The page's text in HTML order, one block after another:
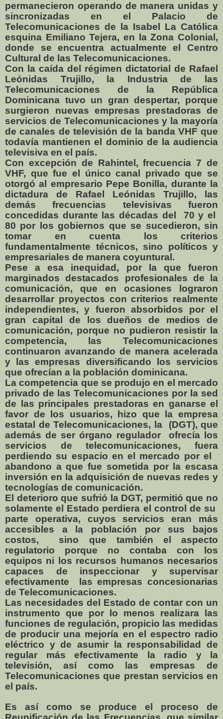
permanecieron operando de manera unidas y
sincronizadas en el Palacio de
Telecomunicaciones de la Isabel La Católica
esquina Emiliano Tejera, en la Zona Colonial,
donde se encuentra actualmente el Centro
Cultural de las Telecomunicaciones.
Con la caída del régimen dictatorial de Rafael
Leónidas Trujillo, la Industria de las
Telecomunicaciones de la República
Dominicana tuvo un gran despertar, porque
surgieron nuevas empresas prestadoras de
servicios de Telecomunicaciones y la mayoría
de canales de televisión de la banda VHF que
todavía mantienen el dominio de la audiencia
televisiva en el país.
Con excepción de Rahintel, frecuencia 7 de
VHF, que fue el único canal privado que se
otorgó al empresario Pepe Bonilla, durante la
dictadura de Rafael Leónidas Trujillo, las
demás frecuencias televisivas fueron
concedidas durante las décadas del
70 y el
80 por los gobiernos que se sucedieron, sin
tomar en cuenta los criterios
fundamentalmente técnicos, sino políticos y
empresariales de manera coyuntural.
Pese a esa inequidad, por la que fueron
marginados destacados profesionales de la
comunicación, que en ocasiones lograron
desarrollar proyectos con criterios realmente
independientes, y fueron absorbidos por el
gran capital de los dueños de medios de
comunicación, porque no pudieron resistir la
competencia, las Telecomunicaciones
continuaron avanzando de manera acelerada
y las empresas diversificando los servicios
que ofrecían a la población dominicana.
La competencia que se produjo en el mercado
privado de las Telecomunicaciones por la sed
de las principales prestadoras en ganarse el
favor de los usuarios, hizo que la empresa
estatal de Telecomunicaciones, la
(DGT), que
además de ser órgano regulador
ofrecía los
servicios de telecomunicaciones, fuera
perdiendo su espacio en el mercado por el
abandono a que fue sometida por la escasa
inversión en la adquisición de nuevas redes y
tecnologías de comunicación.
El deterioro que sufrió la DGT, permitió que no
solamente el Estado perdiera el control de su
parte operativa, cuyos servicios eran más
accesibles a la población por sus bajos
costos,
sino que también el aspecto
regulatorio porque no contaba con los
equipos ni los recursos humanos necesarios
capaces de inspeccionar y supervisar
efectivamente
las empresas concesionarias
de Telecomunicaciones.
Las necesidades del Estado de contar con un
instrumento que por lo menos realizara las
funciones de regulación, propicio las medidas
de producir una mejoría en el espectro radio
eléctrico y de asumir la responsabilidad de
regular más efectivamente la radio y la
televisión, así como las empresas de
Telecomunicaciones que prestan servicios en
el país.
Es así como se produce el proceso de